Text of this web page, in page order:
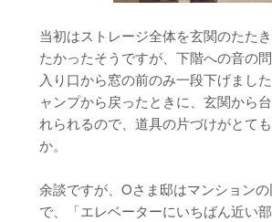
当初はストレージ全体を玄関のたた
たかったそうですが、下階への音の問
入り口から窓の前のみ一段下げまし
ャンプから戻ったときに、玄関から
れられるので、道具の片づけがとて
か。
余談ですが、Oさま邸はマンション
で、「エレベーターにいちばん近い